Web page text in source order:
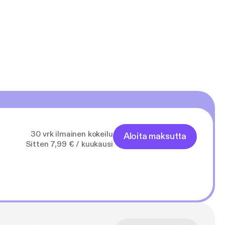
pakko
kirjoittamisen
asuu
30 vrk ilmainen kokeilu
Sitten 7,99 € / kuukausi
Aloita maksutta